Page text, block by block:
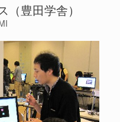
豊田学舎）